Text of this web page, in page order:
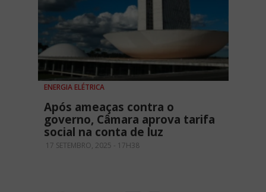
ENERGIA ELÉTRICA
Após ameaças contra o
governo, Câmara aprova tarifa
social na conta de luz
17 SETEMBRO, 2025 - 17H38